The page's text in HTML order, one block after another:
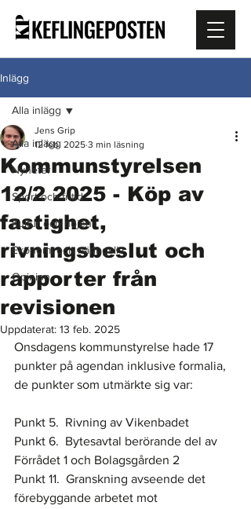
Inlägg
Alla inlägg
Nyheter
Sport och fritid
Kultur och nöjen
Ekonomi och näringsliv
Opinion
Alla inlägg
Kommunstyrelsen
12/2 2025 - Köp av
fastighet,
rivningsbeslut och
rapporter från
revisionen
Jens Grip
12 feb. 2025 3 min läsning
Uppdaterat: 13 feb. 2025
Onsdagens kommunstyrelse hade 17
punkter på agendan inklusive formalia,
de punkter som utmärkte sig var:
Punkt 5.  Rivning av Vikenbadet
Punkt 6.  Bytesavtal berörande del av
Förrådet 1 och Bolagsgården 2
Punkt 11.  Granskning avseende det
förebyggande arbetet mot